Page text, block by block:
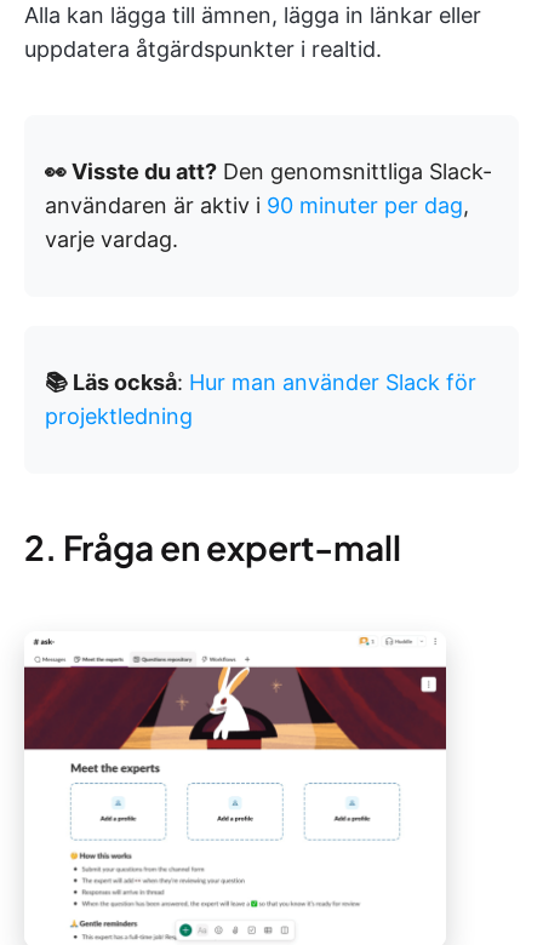
Alla kan lägga till ämnen, lägga in länkar eller
uppdatera åtgärdspunkter i realtid.
👀 Visste du att? Den genomsnittliga Slack-
användaren är aktiv i 90 minuter per dag,
varje vardag.
📚 Läs också: Hur man använder Slack för
projektledning
2. Fråga en expert-mall